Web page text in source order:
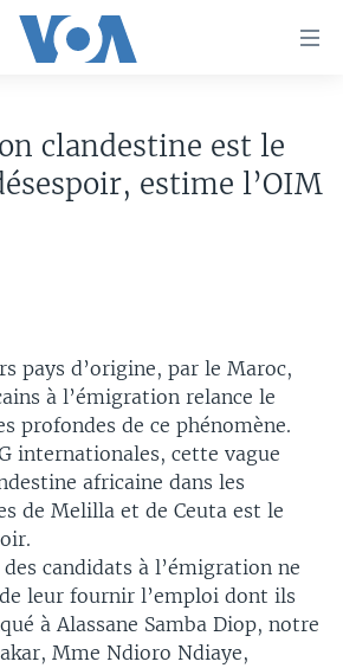
AVENIR
clandestine est le
estime l’OIM
pays d’origine, par le Maroc,
à l’émigration relance le
profondes de ce phénomène.
internationales, cette vague
africaine dans les
de Melilla et de Ceuta est le
candidats à l’émigration ne
leur fournir l’emploi dont ils
à Alassane Samba Diop, notre
Mme Ndioro Ndiaye,